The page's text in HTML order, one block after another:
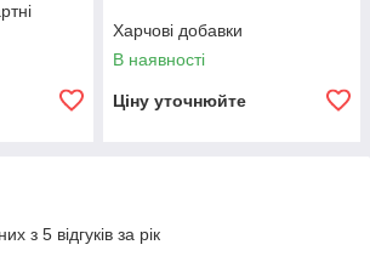
Харчові добавки
В наявності
Ціну уточнюйте
з 5 відгуків за рік